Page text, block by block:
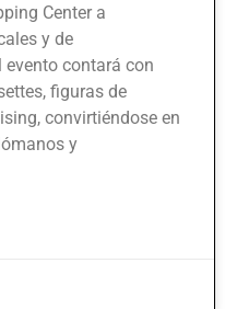
Center a
y de
contará con
figuras de
convirtiéndose en
y